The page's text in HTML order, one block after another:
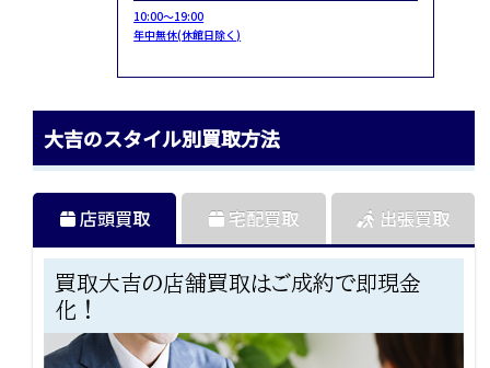
10:00～19:00
年中無休(休館日除く)
大吉のスタイル別買取方法
店頭買取
買取大吉の店舗買取はご成約で即現金
化！
宅配買取 出張買取